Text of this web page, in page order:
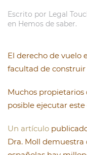
Escrito por Legal
en Hemos de saber.
El derecho de vuelo
facultad de
Muchos propietarios
posible ejecutar
Un artículo
Dra. Moll